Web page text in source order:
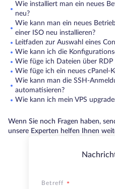
Wie installiert man ein neues
neu?
Wie kann man ein neues
einer ISO neu installieren?
Leitfaden zur Auswahl eines
Wie kann ich die
Wie füge ich Dateien über
Wie füge ich ein neues cPanel-
Wie kann man die SSH-
automatisieren?
Wie kann ich mein VPS
Wenn Sie noch Fragen haben,
unsere Experten helfen Ihnen
Betreff